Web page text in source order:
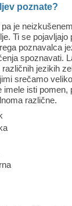
poznate?
je
Ti se
poznavalca
spoznavati.
jezikih
srečamo
imele isti pomen,
različne.